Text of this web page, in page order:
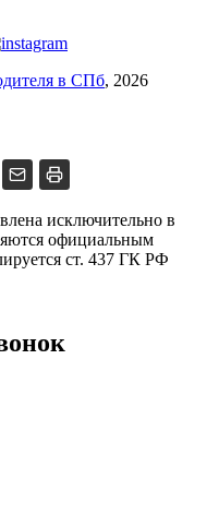
в СПб, 2026
исключительно в
официальным
ст. 437 ГК РФ